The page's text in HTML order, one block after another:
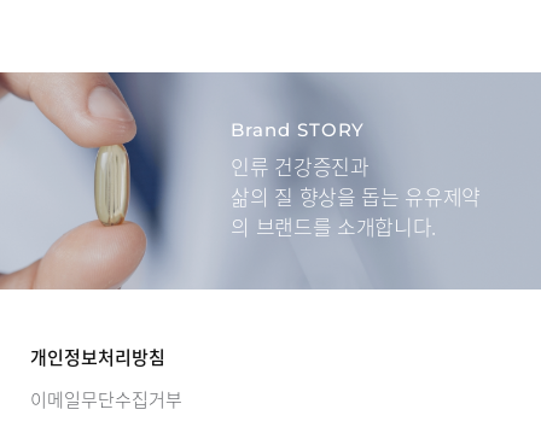
Brand STORY
인류 건강증진과
삶의 질 향상을 돕는 유유제약
의 브랜드를 소개합니다.
개인정보처리방침
이메일무단수집거부